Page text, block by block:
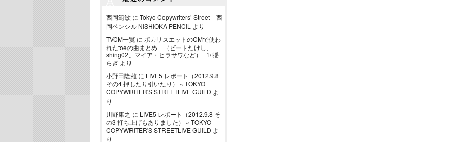
西岡範敏 に Tokyo Copywriters’ Street – 西
岡ペンシル NISHIOKA PENCIL より
TVCM一覧 に ポカリスエットのCMで使わ
れたtoeの曲まとめ （ビートたけし、
shing02、マイア・ヒラサワなど） | 1/f揺
らぎ より
小野田隆雄 に LIVE5 レポート（2012.9.8
その4 押したり引いたり） « TOKYO
COPYWRITER'S STREETLIVE GUILD よ
り
川野康之 に LIVE5 レポート（2012.9.8 そ
の3 打ち上げもありました） « TOKYO
COPYWRITER'S STREETLIVE GUILD よ
り